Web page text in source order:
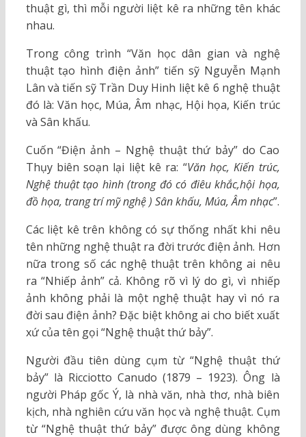
thuật gì, thì mỗi người liệt kê ra những tên khác
nhau.
Trong công trình “Văn học dân gian và nghệ
thuật tạo hình điện ảnh” tiến sỹ Nguyễn Mạnh
Lân và tiến sỹ Trần Duy Hinh liệt kê 6 nghệ thuật
đó là: Văn học, Múa, Âm nhạc, Hội họa, Kiến trúc
và Sân khấu.
Cuốn “Điện ảnh – Nghệ thuật thứ bảy” do Cao
Thụy biên soạn lại liệt kê ra: “Văn học, Kiến trúc,
Nghệ thuật tạo hình (trong đó có điêu khắc,hội họa,
đồ họa, trang trí mỹ nghệ ) Sân khấu, Múa, Âm nhạc”.
Các liệt kê trên không có sự thống nhất khi nêu
tên những nghệ thuật ra đời trước điện ảnh. Hơn
nữa trong số các nghệ thuật trên không ai nêu
ra “Nhiếp ảnh” cả. Không rõ vì lý do gì, vì nhiếp
ảnh không phải là một nghệ thuật hay vì nó ra
đời sau điện ảnh? Đặc biệt không ai cho biết xuất
xứ của tên gọi “Nghệ thuật thứ bảy”.
Người đầu tiên dùng cụm từ “Nghệ thuật thứ
bảy” là Ricciotto Canudo (1879 – 1923). Ông là
người Pháp gốc Ý, là nhà văn, nhà thơ, nhà biên
kịch, nhà nghiên cứu văn học và nghệ thuật. Cụm
từ “Nghệ thuật thứ bảy” được ông dùng không